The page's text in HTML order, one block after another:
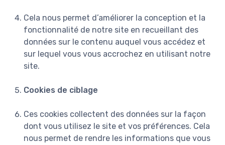
Cela nous permet d’améliorer la conception et la
fonctionnalité de notre site en recueillant des
données sur le contenu auquel vous accédez et
sur lequel vous vous accrochez en utilisant notre
site.
Cookies de ciblage
Ces cookies collectent des données sur la façon
dont vous utilisez le site et vos préférences. Cela
nous permet de rendre les informations que vous